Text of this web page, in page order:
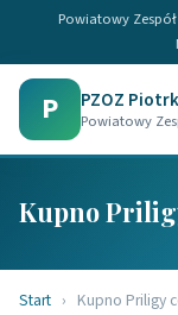
Powiatowy
P PZOZ
Powiatowy
Kupno
Start › Kupno Priligy